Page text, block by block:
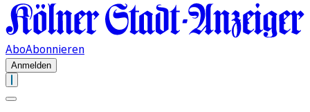
AboAbonnieren
Anmelden